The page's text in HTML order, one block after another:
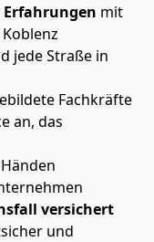
Erfahrungen mit
jede Straße in
Fachkräfte
an, das
versichert
und